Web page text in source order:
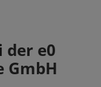
der e0
GmbH